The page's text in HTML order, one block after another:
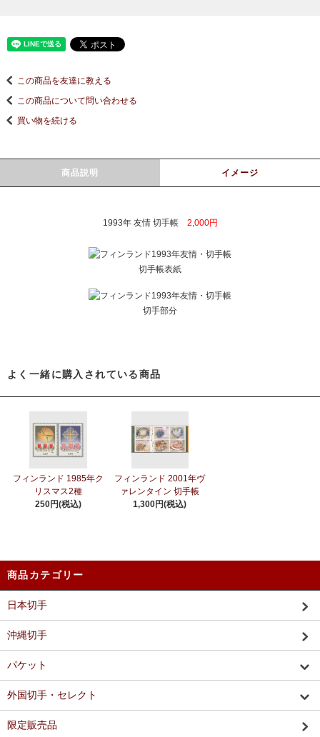
この商品を友達に教える
この商品について問い合わせる
買い物を続ける
商品説明 イメージ
1993年 友情 切手帳 2,000円
切手帳表紙
切手部分
よく一緒に購入されている商品
フィンランド 1985年ク
リスマス2種
250円(税込)
フィンランド 2001年ヴ
ァレンタイン 切手帳
1,300円(税込)
商品カテゴリー
日本切手
沖縄切手
パケット
外国切手・セレクト
限定販売品